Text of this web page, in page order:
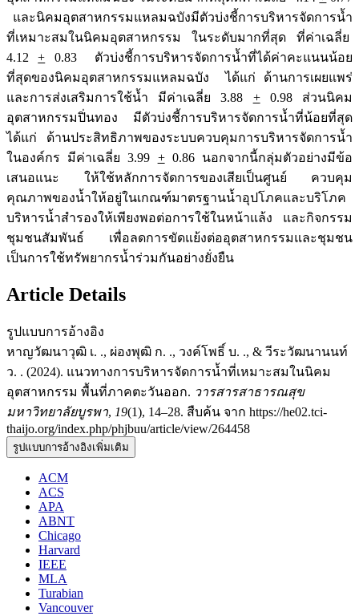
และนิคมอุตสาหกรรมแหลมฉบังมีตัวบ่งชี้การบริหารจัดการน้ำ
ที่เหมาะสมในนิคมอุตสาหกรรม ในระดับมากที่สุด ที่ค่าเฉลี่ย
4.12+ 0.83 ตัวบ่งชี้การบริหารจัดการน้ำที่ได้ค่าคะแนนน้อย
ที่สุดของนิคมอุตสาหกรรมแหลมฉบัง ได้แก่ ด้านการเผยแพร่
และการส่งเสริมการใช้น้ำ มีค่าเฉลี่ย 3.88 +0.98 ส่วนนิคม
อุตสาหกรรมปิ่นทอง มีตัวบ่งชี้การบริหารจัดการน้ำที่น้อยที่สุด
ได้แก่ ด้านประสิทธิภาพของระบบควบคุมการบริหารจัดการน้ำ
ในองค์กร มีค่าเฉลี่ย 3.99 +0.86 นอกจากนี้กลุ่มตัวอย่างมีข้อ
เสนอแนะ ให้ใช้หลักการจัดการของเสียเป็นศูนย์ ควบคุม
คุณภาพของน้ำให้อยู่ในเกณฑ์มาตรฐานน้ำอุปโภคและบริโภค
บริหารน้ำสำรองให้เพียงพอต่อการใช้ในหน้าแล้ง และกิจกรรม
ชุมชนสัมพันธ์ เพื่อลดการขัดแย้งต่ออุตสาหกรรมและชุมชน
เป็นการใช้ทรัพยากรน้ำร่วมกันอย่างยั่งยืน
Article Details
รูปแบบการอ้างอิง
หาญวัฒนาวุฒิ เ. ., ผ่องพุฒิ ก. ., วงค์โพธิ์ บ. ., & วีระวัฒนานนท์
ว. . (2024). แนวทางการบริหารจัดการน้ำที่เหมาะสมในนิคม
อุตสาหกรรม พื้นที่ภาคตะวันออก. วารสารสาธารณสุข
มหาวิทยาลัยบูรพา, 19(1), 14–28. สืบค้น จาก https://he02.tci-
thaijo.org/index.php/phjbuu/article/view/264458
รูปแบบการอ้างอิงเพิ่มเติม
ACM
ACS
APA
ABNT
Chicago
Harvard
IEEE
MLA
Turabian
Vancouver